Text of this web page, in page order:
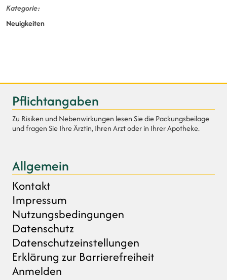
Kategorie
Neuigkeiten
Pflichtangaben
Zu Risiken und Nebenwirkungen lesen Sie die Packungsbeilage
und fragen Sie Ihre Ärztin, Ihren Arzt oder in Ihrer Apotheke.
Allgemein
Kontakt
Impressum
Nutzungsbedingungen
Datenschutz
Datenschutzeinstellungen
Erklärung zur Barrierefreiheit
Anmelden